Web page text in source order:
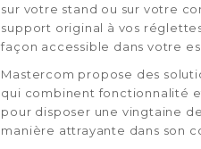
sur votre stand ou sur votre
support original à vos
façon accessible dans votre
Mastercom propose des
qui combinent fonctionnalité
pour disposer une vingtaine
manière attrayante dans son